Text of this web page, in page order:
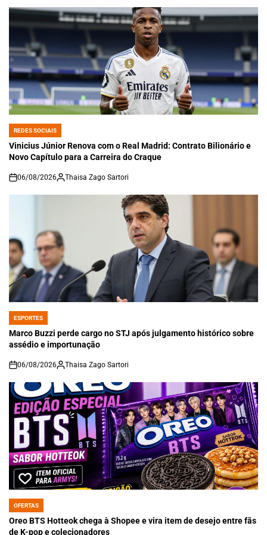
POSTED
IN
REDES SOCIAIS
Vinicius Júnior Renova com o Real Madrid: Contrato Bilionário e
Novo Capítulo para a Carreira do Craque
on
06/08/2026 Thaisa Zago Sartori
POSTED
IN
ESPORTES
Marco Buzzi perde cargo no STJ após julgamento histórico sobre
assédio e importunação
on
06/08/2026 Thaisa Zago Sartori
POSTED
IN
OFERTAS
Oreo BTS Hotteok chega à Shopee e vira item de desejo entre fãs
de K-pop e colecionadores